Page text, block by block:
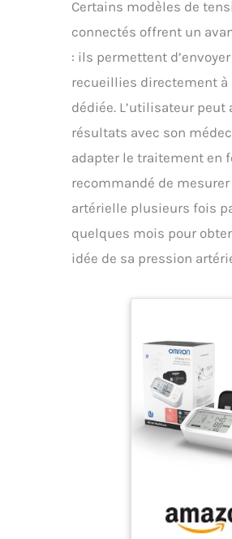
Certains modèles de
connectés offrent un
: ils permettent
recueillies directement
dédiée. L’utilisateur
résultats avec son
adapter le traitement en
recommandé de
artérielle plusieurs fois
quelques mois pour
idée de sa pression